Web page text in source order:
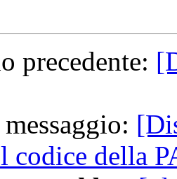
precedente:
codice della